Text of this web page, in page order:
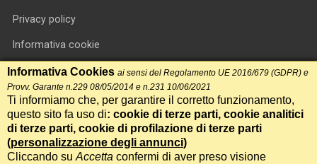
Privacy policy
Informativa cookie
RSS feed
RSS Top News
Contatti
Informativa Cookies ai sensi del Regolamento UE 2016/679 (GDPR) e
Provv. Garante n.229 08/05/2014 e n.231 10/06/2021
Ti informiamo che, per garantire il corretto funzionamento,
questo sito fa uso di: cookie di terze parti, cookie analitici
di terze parti, cookie di profilazione di terze parti
(personalizzazione degli annunci)
Cliccando su Accetta confermi di aver preso visione